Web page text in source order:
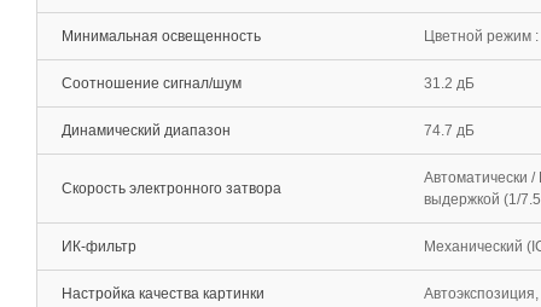
Минимальная освещенность Цветной режим
Соотношение сигнал/шум 31.2 дБ
Динамический диапазон 74.7 дБ
Скорость электронного затвора
Автоматически
выдержкой (1/
ИК-фильтр Механический
Настройка качества картинки